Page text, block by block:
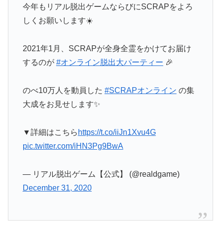
今年もリアル脱出ゲームならびにSCRAPをよろ
しくお願いします☀️
2021年1月、SCRAPが全身全霊をかけてお届け
するのが #オンライン脱出大パーティー 🎉
のべ10万人を動員した #SCRAPオンライン の集
大成をお見せします✨
▼詳細はこちら https://t.co/iiJn1Xvu4G
pic.twitter.com/iHN3Pg9BwA
— リアル脱出ゲーム【公式】 (@realdgame)
December 31, 2020